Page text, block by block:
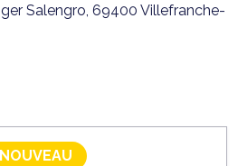
Salengro, 69400 Villefranche-
NOUVEAU